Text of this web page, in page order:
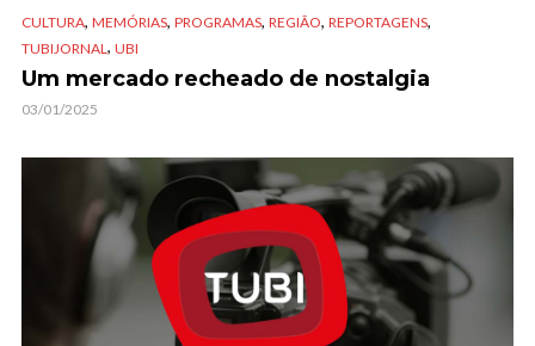
CULTURA, MEMÓRIAS, PROGRAMAS, REGIÃO, REPORTAGENS,
TUBIJORNAL , UBI
Um mercado recheado de nostalgia
03/01/2025